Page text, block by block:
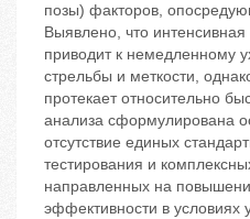
позы) факторов,
Выявлено, что интенсивная
приводит к немедленному
стрельбы и меткости,
протекает относительно
анализа сформулирована
отсутствие единых
тестирования и
направленных на
эффективности в условиях